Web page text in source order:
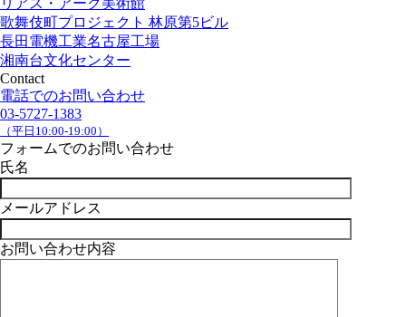
リアス・アーク美術館
歌舞伎町プロジェクト 林原第5ビル
長田電機工業名古屋工場
湘南台文化センター
Contact
電話でのお問い合わせ
03-5727-1383
（平日10:00-19:00）
フォームでのお問い合わせ
氏名
メールアドレス
お問い合わせ内容